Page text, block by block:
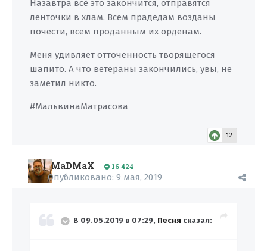
Назавтра всё это закончится, отправятся
ленточки в хлам. Всем прадедам возданы
почести, всем проданным их орденам.
Меня удивляет отточенность творящегося
шапито. А что ветераны закончились, увы, не
заметил никто.
#МальвинаМатрасова
12
MaDMaX 16 424
Опубликовано: 9 мая, 2019
В 09.05.2019 в 07:29, Песня сказал: